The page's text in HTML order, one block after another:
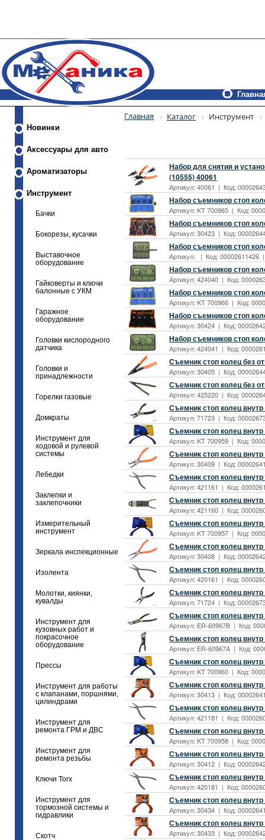
Новинки
Аксессуары для авто
Ароматизаторы
Инструмент
Бачки
Бокорезы, кусачки
Выставочное
оборудование
Гайковерты и ключи
балонные с УКМ
Гаражное
оборудование
Головки кислородного
датчика
Головки и
принадлежности
Горелки газовые
Домкраты
Инструмент для
ходовой и рулевой
системы
Лебедки
Заклепки и
заклепочники
Измерительный
инструмент
Зеркала инспекционные
Изолента
Молотки, киянки,
кувалды
Инструмент для
кузовных работ и
покрасочное
оборудование
Прессы
Инструмент для работы
с клапанами, поршнями,
цилиндрами
Инструмент для
ремонта ГРМ и ДВС
Инструмент для
ремонта резьбы
Ключи Torx
Инструмент для
тормозной системы и
гидравлики
Скотч
Главная Каталог Инструмент
Набор для снятия и
(10555) 40061
Артикул: 40061 | Код:
Набор съемников стоп
Артикул: KT 700965 | Код:
Набор съемников стоп
Артикул: 30423 | Код:
Набор съемников стоп
Артикул: | Код: 00002611426
Набор съемников стоп
Артикул: 424040 | Код:
Набор съемников стоп
Артикул: KT 700966 | Код:
Набор съемников стоп
Артикул: 30424 | Код:
Набор съемников стоп
Артикул: 424041 | Код:
Съемник стоп колец без
Артикул: 30405 | Код:
Съемник стоп колец без
Артикул: 425220 | Код:
Съемник стоп колец
Артикул: 71723 | Код:
Съемник стоп колец
Артикул: KT 700959 | Код:
Съемник стоп колец
Артикул: 30409 | Код:
Съемник стоп колец
Артикул: 421161 | Код:
Съемник стоп колец
Артикул: 421160 | Код:
Съемник стоп колец
Артикул: KT 700957 | Код:
Съемник стоп колец
Артикул: 30408 | Код:
Съемник стоп колец
Артикул: 420161 | Код:
Съемник стоп колец
Артикул: 71724 | Код:
Съемник стоп колец
Артикул: ER-60967B | Код:
Съемник стоп колец
Артикул: ER-60967A | Код:
Съемник стоп колец
Артикул: KT 700960 | Код:
Съемник стоп колец
Артикул: 30413 | Код:
Съемник стоп колец
Артикул: 421181 | Код:
Съемник стоп колец
Артикул: KT 700958 | Код:
Съемник стоп колец
Артикул: 30412 | Код:
Съемник стоп колец
Артикул: 420181 | Код:
Съемник стоп колец
Артикул: 30434 | Код:
Съемник стоп колец
Артикул: 30433 | Код: